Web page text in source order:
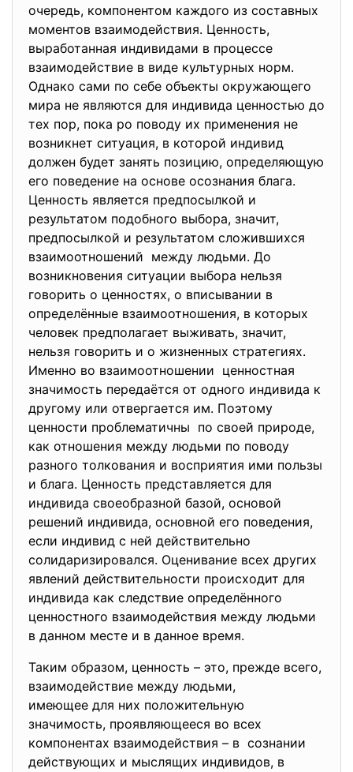
очередь, компонентом каждого из составных
моментов взаимодействия. Ценность,
выработанная индивидами в процессе
взаимодействие в виде культурных норм.
Однако сами по себе объекты окружающего
мира не являются для индивида ценностью до
тех пор, пока ро поводу их применения не
возникнет ситуация, в которой индивид
должен будет занять позицию, определяющую
его поведение на основе осознания блага.
Ценность является предпосылкой и
результатом подобного выбора, значит,
предпосылкой и результатом сложившихся
взаимоотношений между людьми. До
возникновения ситуации выбора нельзя
говорить о ценностях, о вписывании в
определённые взаимоотношения, в которых
человек предполагает выживать, значит,
нельзя говорить и о жизненных стратегиях.
Именно во взаимоотношении ценностная
значимость передаётся от одного индивида к
другому или отвергается им. Поэтому
ценности проблематичны по своей природе,
как отношения между людьми по поводу
разного толкования и восприятия ими пользы
и блага. Ценность представляется для
индивида своеобразной базой, основой
решений индивида, основной его поведения,
если индивид с ней действительно
солидаризировался. Оценивание всех других
явлений действительности происходит для
индивида как следствие определённого
ценностного взаимодействия между людьми
в данном месте и в данное время.
Таким образом, ценность – это, прежде всего,
взаимодействие между людьми,
имеющее для них положительную
значимость, проявляющееся во всех
компонентах взаимодействия – в сознании
действующих и мыслящих индивидов, в